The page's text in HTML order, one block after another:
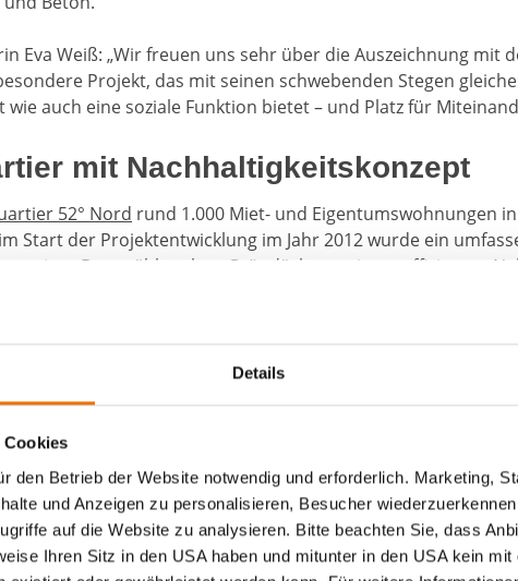
Details
Cookies
den Betrieb der Website notwendig und erforderlich. Marketing,
und Anzeigen zu personalisieren, Besucher
auf die Website zu analysieren. Bitte beachten Sie, dass
Ihren Sitz in den USA haben und mitunter in den USA kein
Eva Weiß: „Wir freuen uns sehr über die Auszeichnung mit
Projekt, das mit seinen schwebenden Stegen
auch eine soziale Funktion bietet – und Platz für
mit Nachhaltigkeitskonzept
52° Nord rund 1.000 Miet- und Eigentumswohnungen
Start der Projektentwicklung im Jahr 2012 wurde ein
Dazu zählt neben Gründächern, einem effizienten
auch ein 6.000 m² großes bepflanztes Wasserbecken.
der umliegenden Grundstücke aufgefangen,
an den natürlichen Wasserkreislauf abgegeben.
Zum Video von BUWOG THE VIEW
sehr über die Auszeichnung mit
2022 für dieses